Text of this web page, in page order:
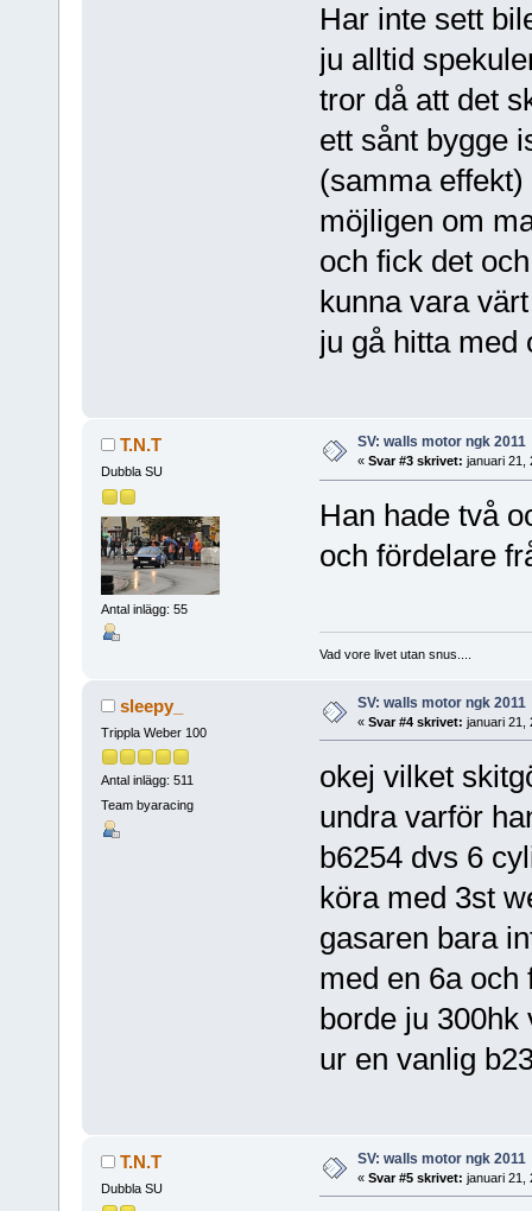
Har inte sett
ju alltid
tror då att det
ett sånt bygge
(samma effekt)
möjligen om
och fick det
kunna vara
ju gå hitta
T.N.T
Dubbla SU
Antal inlägg: 55
SV: walls motor ngk 2011
« Svar #3 skrivet: januari 21,
Han hade två
och fördelare
Vad vore livet utan snus....
sleepy_
Trippla Weber 100
Antal inlägg: 511
Team byaracing
SV: walls motor ngk 2011
« Svar #4 skrivet: januari 21,
okej vilket
undra varför
b6254 dvs 6
köra med 3st
gasaren bara
med en 6a och
borde ju
ur en vanlig
T.N.T
Dubbla SU
SV: walls motor ngk 2011
« Svar #5 skrivet: januari 21,